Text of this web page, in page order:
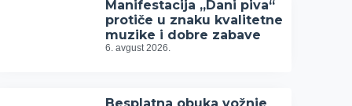
Manifestacija „Dani piva“
protiče u znaku kvalitetne
muzike i dobre zabave
6. avgust 2026.